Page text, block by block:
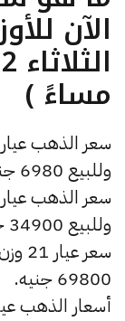
الآن
مساءً )
وللبيع 6980 جنيه.
وللبيع 34900 جنيه.
69800 جنيه.